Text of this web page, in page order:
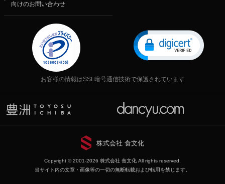
向けのお問い合わせ
お客様の情報はSSL暗号通信技術で保護されています
株式会社 食文化
Copyright © 2001-2026 株式会社 食文化 All rights reserved.
当サイト内の文章・画像等の一切の無断転載および転用を禁じます。